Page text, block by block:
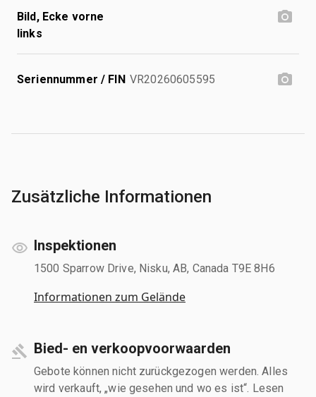
Bild, Ecke vorne
links
Seriennummer / FIN VR20260605595
Zusätzliche Informationen
Inspektionen
1500 Sparrow Drive, Nisku, AB, Canada T9E 8H6
Informationen zum Gelände
Bied- en verkoopvoorwaarden
Gebote können nicht zurückgezogen werden. Alles
wird verkauft, „wie gesehen und wo es ist“. Lesen